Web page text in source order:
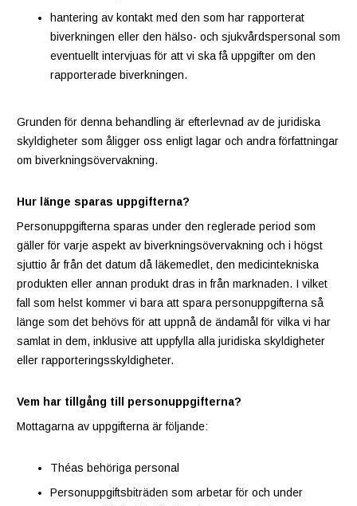
hantering av kontakt med den som har rapporterat
biverkningen eller den hälso- och sjukvårdspersonal som
eventuellt intervjuas för att vi ska få uppgifter om den
rapporterade biverkningen.
Grunden för denna behandling är efterlevnad av de juridiska
skyldigheter som åligger oss enligt lagar och andra författningar
om biverkningsövervakning.
Hur länge sparas uppgifterna?
Personuppgifterna sparas under den reglerade period som
gäller för varje aspekt av biverkningsövervakning och i högst
sjuttio år från det datum då läkemedlet, den medicintekniska
produkten eller annan produkt dras in från marknaden. I vilket
fall som helst kommer vi bara att spara personuppgifterna så
länge som det behövs för att uppnå de ändamål för vilka vi har
samlat in dem, inklusive att uppfylla alla juridiska skyldigheter
eller rapporteringsskyldigheter.
Vem har tillgång till personuppgifterna?
Mottagarna av uppgifterna är följande:
Théas behöriga personal
Personuppgiftsbiträden som arbetar för och under